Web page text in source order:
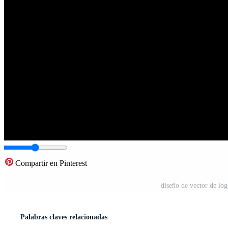
Compartir en Pinterest
diseño de vector de
Palabras claves relacionadas